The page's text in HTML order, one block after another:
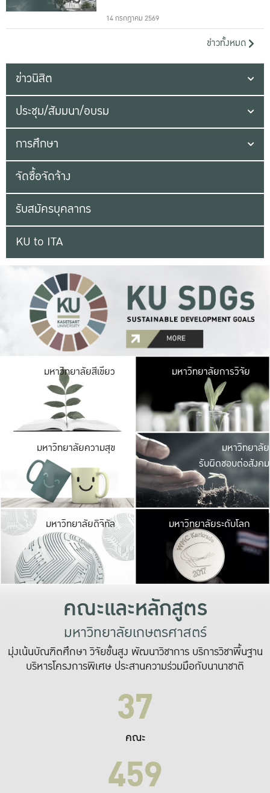
14 กรกฎาคม 2569
ข่าวทั้งหมด
ข่าวนิสิต
ประชุม/สัมมนา/อบรม
การศึกษา
จัดซื้อจัดจ้าง
รับสมัครบุคลากร
KU to ITA
มหาวิทยาลัยสีเขียว มหาวิ
มีพื้นที่เขียวสดใส
เป็นป่าในเมือง เกษต
มหาวิทยาลัยการวิจัย
มหาวิทยาลัยความสุข มหาวิ
ค
เปิดประ
และพบเรื่องราวใ
มหาวิทยาลัย
รับผิดชอบต่อสังคม
มหาวิทยาลัยดิจิทัล มหาวิ
เปลี่ยนแปลง แล
เพื่อทำง
ระบบสารสนเทศ
มหาวิทยาลัยระดับโลก
คณะและหลักสูตร
มหาวิทยาลัยเกษตรศาสตร์
มุ่งเน้นบัณฑิตศึกษา วิจัยขั้นสูง พัฒนาวิชาการ บริการวิชาพื้นฐาน
บริหารโครงการพิเศษ ประสานความร่วมมือกับนานาชาติ
37
คณะ
459